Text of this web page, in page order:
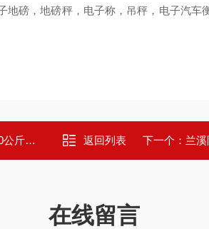
地磅，地磅秤，电子称，吊秤，电子汽车
爆称 返回列表 下一个： 兰溪
在线留言